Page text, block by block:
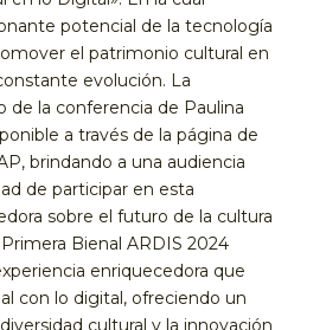
potencial de la tecnología
el patrimonio cultural en
evolución. La
de la conferencia de Paulina
a través de la página de
brindando a una audiencia
de participar en esta
sobre el futuro de la cultura
Bienal ARDIS 2024
enriquecedora que
con lo digital, ofreciendo un
cultural y la innovación